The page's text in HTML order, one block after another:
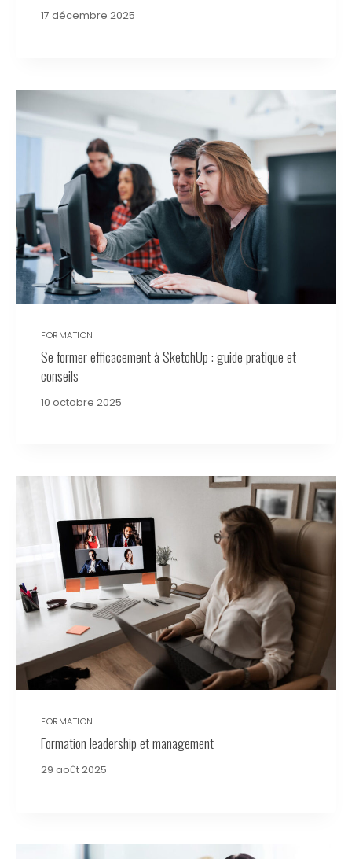
17 décembre 2025
FORMATION
Se former efficacement à SketchUp : guide pratique et
conseils
10 octobre 2025
FORMATION
Formation leadership et management
29 août 2025